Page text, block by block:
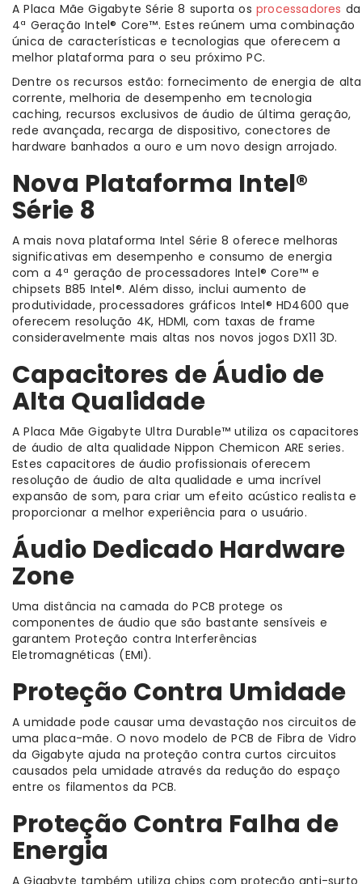
A Placa Mãe Gigabyte Série 8 suporta os processadores da
4ª Geração Intel® Core™. Estes reúnem uma combinação
única de características e tecnologias que oferecem a
melhor plataforma para o seu próximo PC.
Dentre os recursos estão: fornecimento de energia de alta
corrente, melhoria de desempenho em tecnologia
caching, recursos exclusivos de áudio de última geração,
rede avançada, recarga de dispositivo, conectores de
hardware banhados a ouro e um novo design arrojado.
Nova Plataforma Intel®
Série 8
A mais nova plataforma Intel Série 8 oferece melhoras
significativas em desempenho e consumo de energia
com a 4ª geração de processadores Intel® Core™ e
chipsets B85 Intel®. Além disso, inclui aumento de
produtividade, processadores gráficos Intel® HD4600 que
oferecem resolução 4K, HDMI, com taxas de frame
consideravelmente mais altas nos novos jogos DX11 3D.
Capacitores de Áudio de
Alta Qualidade
A Placa Mãe Gigabyte Ultra Durable™ utiliza os capacitores
de áudio de alta qualidade Nippon Chemicon ARE series.
Estes capacitores de áudio profissionais oferecem
resolução de áudio de alta qualidade e uma incrível
expansão de som, para criar um efeito acústico realista e
proporcionar a melhor experiência para o usuário.
Áudio Dedicado Hardware
Zone
Uma distância na camada do PCB protege os
componentes de áudio que são bastante sensíveis e
garantem Proteção contra Interferências
Eletromagnéticas (EMI).
Proteção Contra Umidade
A umidade pode causar uma devastação nos circuitos de
uma placa-mãe. O novo modelo de PCB de Fibra de Vidro
da Gigabyte ajuda na proteção contra curtos circuitos
causados pela umidade através da redução do espaço
entre os filamentos da PCB.
Proteção Contra Falha de
Energia